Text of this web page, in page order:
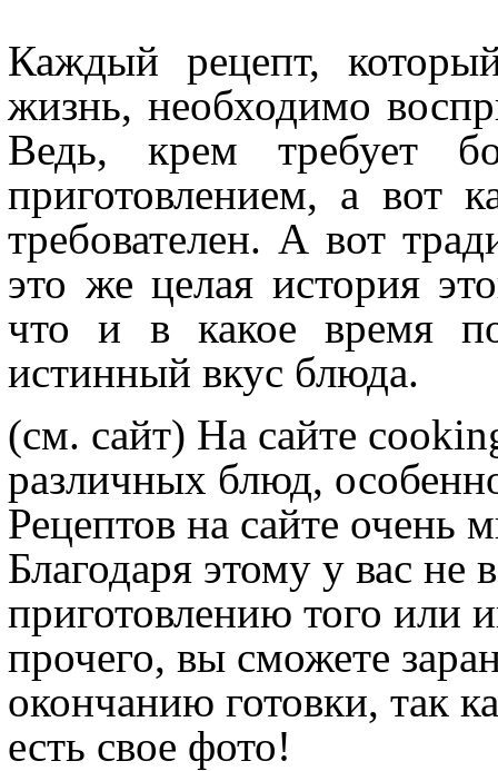
Каждый рецепт,
жизнь, необходимо
Ведь, крем требует
приготовлением, а вот
требователен. А вот
это же целая история
что и в какое время
истинный вкус блюда.
(см. сайт) На сайте
различных блюд,
Рецептов на сайте очень
Благодаря этому у вас не
приготовлению того или
прочего, вы сможете
окончанию готовки, так
есть свое фото!